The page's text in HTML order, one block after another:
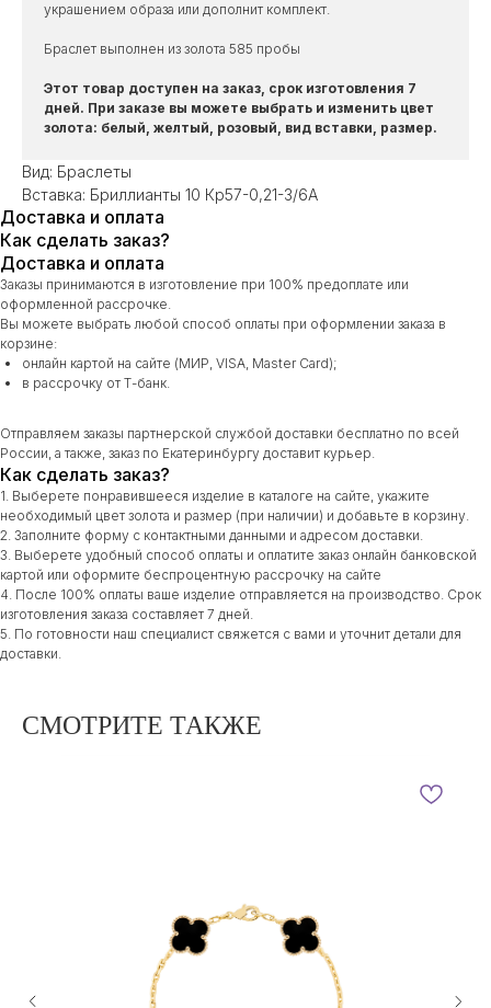
украшением образа или дополнит комплект.
Браслет выполнен из золота 585 пробы
Этот товар доступен на заказ, срок изготовления 7
дней. При заказе вы можете выбрать и изменить цвет
золота: белый, желтый, розовый, вид вставки, размер.
Вид: Браслеты
Вставка: Бриллианты 10 Кр57-0,21-3/6А
Доставка и оплата
Как сделать заказ?
Доставка и оплата
Заказы принимаются в изготовление при 100% предоплате или
оформленной рассрочке.
Вы можете выбрать любой способ оплаты при оформлении заказа в
корзине:
онлайн картой на сайте (МИР, VISA, Master Card);
в рассрочку от Т-банк.
Отправляем заказы партнерской службой доставки бесплатно по всей
России, а также, заказ по Екатеринбургу доставит курьер.
Как сделать заказ?
1. Выберете понравившееся изделие в каталоге на сайте, укажите
необходимый цвет золота и размер (при наличии) и добавьте в корзину.
2. Заполните форму с контактными данными и адресом доставки.
3. Выберете удобный способ оплаты и оплатите заказ онлайн банковской
картой или оформите беспроцентную рассрочку на сайте
4. После 100% оплаты ваше изделие отправляется на производство. Срок
изготовления заказа составляет 7 дней.
5. По готовности наш специалист свяжется с вами и уточнит детали для
доставки.
СМОТРИТЕ ТАКЖЕ